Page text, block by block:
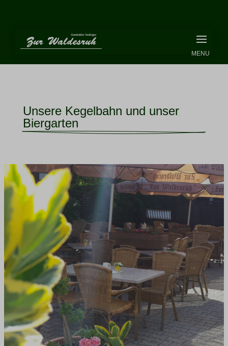
Unsere Kegelbahn und unser
Biergarten